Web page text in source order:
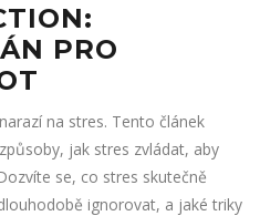
PRO
na stres. Tento článek
jak stres zvládat, aby
se, co stres skutečně
ignorovat, a jaké triky